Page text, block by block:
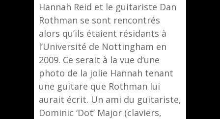
Hannah Reid et le guitariste Dan
Rothman se sont rencontrés
alors qu’ils étaient résidants à
l’Université de Nottingham en
2009. Ce serait à la vue d’une
photo de la jolie Hannah tenant
une guitare que Rothman lui
aurait écrit. Un ami du guitariste,
Dominic ‘Dot’ Major (claviers,